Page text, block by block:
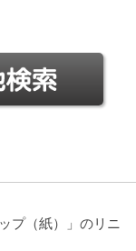
プ（紙）」のリニ